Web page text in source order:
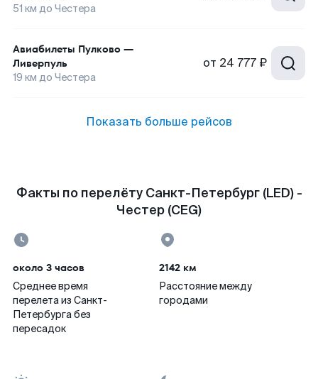
51 км до Честера
Авиабилеты Пулково —
Ливерпуль
19 км до Честера
от 24 777 ₽
Показать больше рейсов
Факты по перелёту Санкт-Петербург (LED) -
Честер (CEG)
около 3 часов
Среднее время
перелета из Санкт-
Петербурга без
пересадок
2142 км
Расстояние между
городами